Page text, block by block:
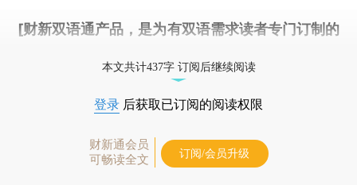
[财新双语通产品，是为有双语需求读者专门订制的
本文共计437字 订阅后继续阅读
登录 后获取已订阅的阅读权限
财新通会员
可畅读全文
订阅/会员升级